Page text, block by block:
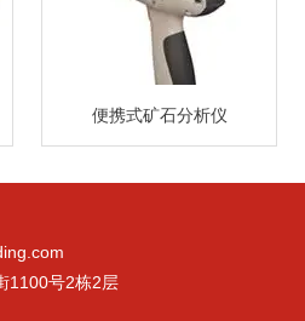
便携式矿石分析仪
1100号2栋2层